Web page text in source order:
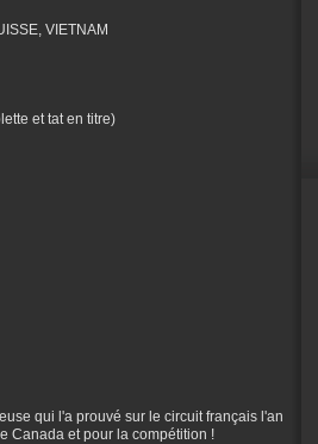
VIETNAM
et tat en titre)
qui l'a prouvé sur le circuit français l'an
Canada et pour la compétition !